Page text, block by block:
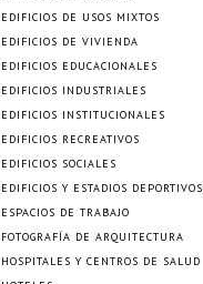
EDIFICIOS DE USOS MIXTOS
EDIFICIOS DE VIVIENDA
EDIFICIOS EDUCACIONALES
EDIFICIOS INDUSTRIALES
EDIFICIOS INSTITUCIONALES
EDIFICIOS RECREATIVOS
EDIFICIOS SOCIALES
EDIFICIOS Y ESTADIOS DEPORTIVOS
ESPACIOS DE TRABAJO
FOTOGRAFÍA DE ARQUITECTURA
HOSPITALES Y CENTROS DE SALUD